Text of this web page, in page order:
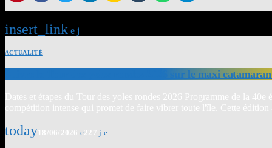
insert_link
ACTUALITÉ
Suivre le Tour des yoles rondes 2026 sur le maxi
Dates et étapes du Tour des yoles rondes 2026 Programme de la
compétition intense qui promet de faire vibrer toute l'île. Cette
today 18/06/2026 227